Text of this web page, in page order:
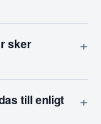
sker
+
till enligt
+